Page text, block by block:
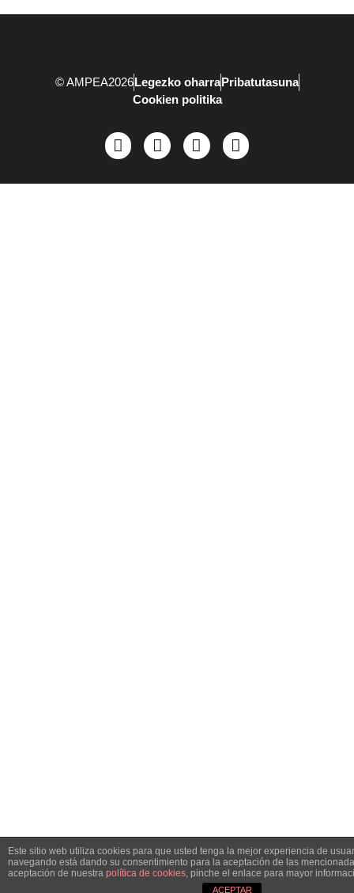
© AMPEA2026 Legezko oharra Pribatutasuna
Cookien politika
Este sitio web utiliza cookies para que usted tenga la mejor experiencia de
navegando está dando su consentimiento para la aceptación de las
aceptación de nuestra política de cookies, pinche el enlace para mayor
ACEPTAR